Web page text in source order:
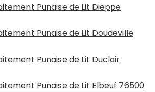
Punaise de Lit Dieppe
Punaise de Lit Doudeville
Punaise de Lit Duclair
Punaise de Lit Elbeuf 76500